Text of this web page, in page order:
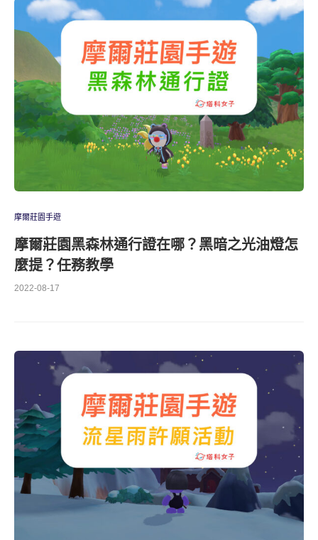
摩爾莊園手遊
摩爾莊園黑森林通行證在哪？黑暗之光油燈怎
麼提？任務教學
2022-08-17